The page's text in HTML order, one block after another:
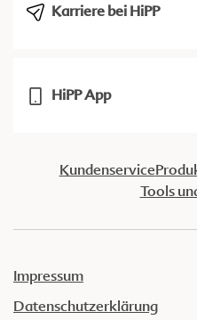
Karriere bei HiPP
HiPP App
Kundenservice
Tools
Impressum
Datenschutzerklärung